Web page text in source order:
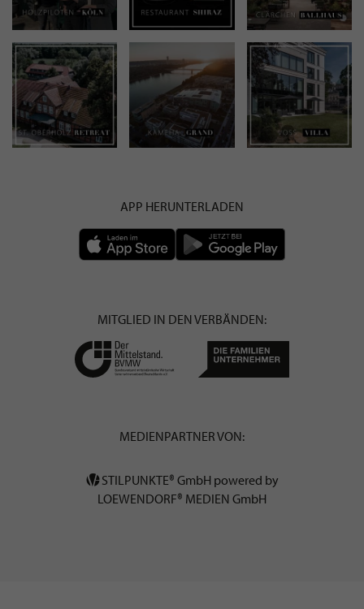
APP HERUNTERLADEN
MITGLIED IN DEN VERBÄNDEN:
MEDIENPARTNER VON:
STILPUNKTE® GmbH powered by
LOEWENDORF® MEDIEN GmbH